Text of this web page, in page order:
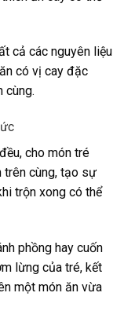
cả các nguyên liệu
có vị cay đặc
cùng.
cho món tré
trên cùng, tạo sự
trộn xong có thể
phồng hay cuốn
lừng của tré, kết
một món ăn vừa